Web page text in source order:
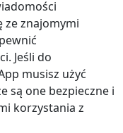
ze znajomymi
Jeśli do
musisz użyć
są one bezpieczne i
korzystania z